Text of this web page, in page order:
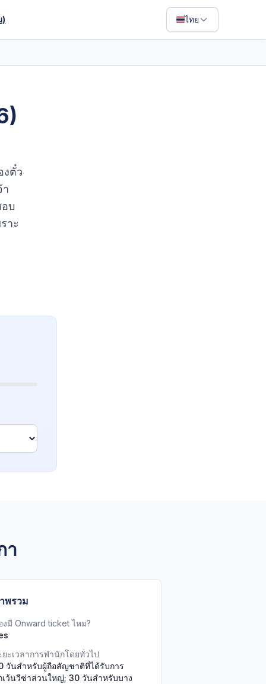
) ไทย
งตั๋ว
อบ
าะ
า
พรวม
งมี Onward ticket ไหม?
ยะเวลาการพำนักโดยทั่วไป
วันสำหรับผู้ถือสัญชาติที่ได้รับการ
เว้นวีซ่าส่วนใหญ่; 30 วันสำหรับบาง